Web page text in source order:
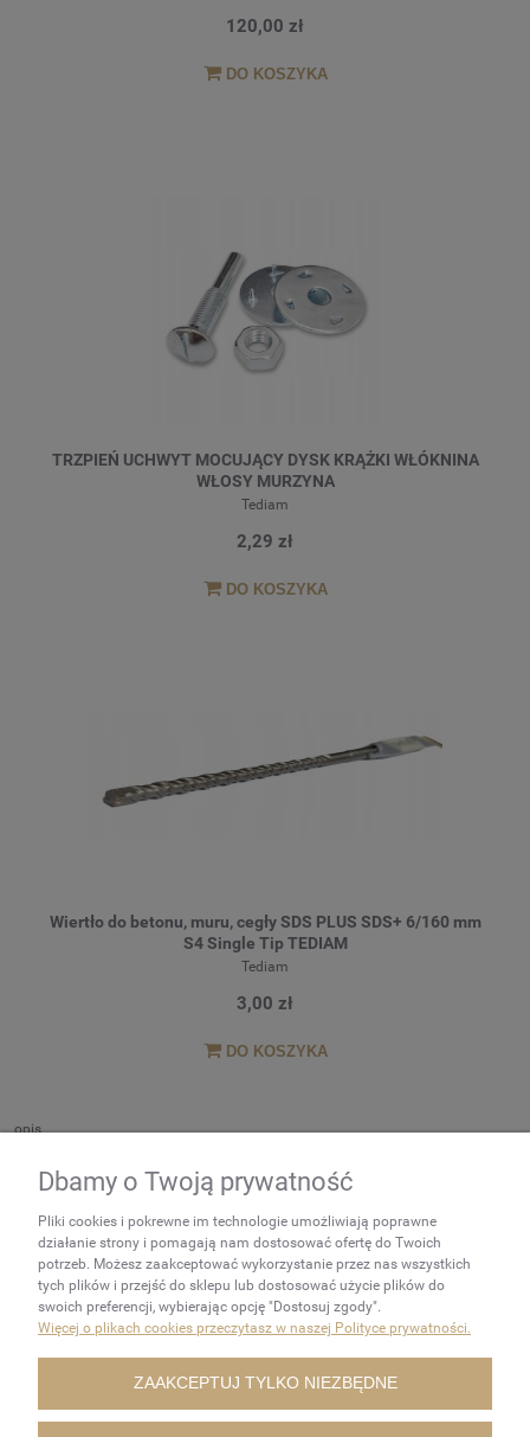
120,00 zł
DO KOSZYKA
TRZPIEŃ UCHWYT MOCUJĄCY DYSK KRĄŻKI WŁÓKNINA
WŁOSY MURZYNA
Tediam
2,29 zł
DO KOSZYKA
Wiertło do betonu, muru, cegły SDS PLUS SDS+ 6/160 mm
S4 Single Tip TEDIAM
Tediam
3,00 zł
DO KOSZYKA
opis
NEWSLETTER
Podaj swój adres e-mail, jeżeli
chcesz otrzymywać
informacje o nowościach i
promocjach.
ZAKUPY
Dbamy o Twoją prywatność
Pliki cookies i pokrewne im technologie umożliwiają poprawne
działanie strony i pomagają nam dostosować ofertę do Twoich
potrzeb. Możesz zaakceptować wykorzystanie przez nas wszystkich
tych plików i przejść do sklepu lub dostosować użycie plików do
swoich preferencji, wybierając opcję "Dostosuj zgody".
Więcej o plikach cookies przeczytasz w naszej Polityce prywatności.
ZAAKCEPTUJ TYLKO NIEZBĘDNE